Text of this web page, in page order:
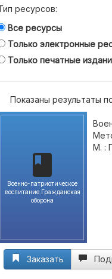
ресурсов:
Все ресурсы
Только электронные
Только печатные
Показаны результаты
Военно-патриотическое
воспитание.Гражданская
оборона
М. :
Заказать